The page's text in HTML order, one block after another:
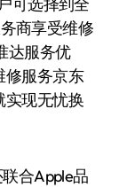
商享受维修
达服务优
修服务京东
实现无忧换
合Apple品